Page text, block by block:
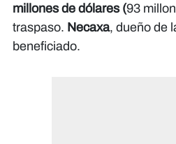
millones de dólares (93
traspaso. Necaxa, dueño de
beneficiado.